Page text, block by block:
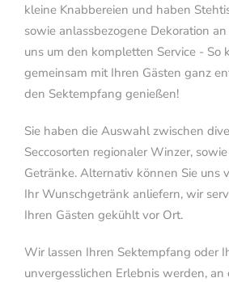
kleine Knabbereien und haben
sowie anlassbezogene Dekoration
uns um den kompletten Service - So
gemeinsam mit Ihren Gästen ganz
den Sektempfang genießen!
Sie haben die Auswahl zwischen
Seccosorten regionaler Winzer,
Getränke. Alternativ können Sie uns
Ihr Wunschgetränk anliefern, wir
Ihren Gästen gekühlt vor Ort.
Wir lassen Ihren Sektempfang oder
unvergesslichen Erlebnis werden, an